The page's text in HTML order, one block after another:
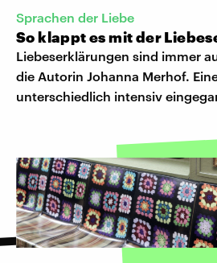
Sprachen der Liebe
So klappt es mit der
Liebeserklärungen sind immer
die Autorin Johanna Merhof.
unterschiedlich intensiv